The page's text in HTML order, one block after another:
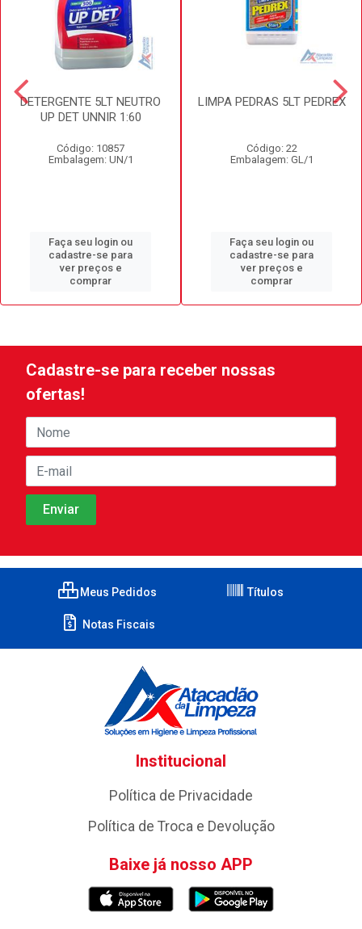
DETERGENTE 5LT NEUTRO
UP DET UNNIR 1:60
Código: 10857
Embalagem: UN/1
Faça seu login ou
cadastre-se para
ver preços e
comprar
LIMPA PEDRAS 5LT PEDREX
Código: 22
Embalagem: GL/1
Faça seu login ou
cadastre-se para
ver preços e
comprar
Cadastre-se para receber nossas
ofertas!
Meus Pedidos Títulos
Notas Fiscais
Institucional
Política de Privacidade
Política de Troca e Devolução
Baixe já nosso APP